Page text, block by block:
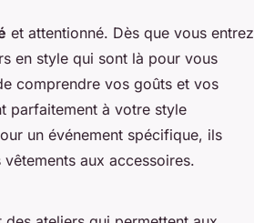
et attentionné. Dès que vous entrez
en style qui sont là pour vous
comprendre vos goûts et vos
parfaitement à votre style
un événement spécifique, ils
aux accessoires.